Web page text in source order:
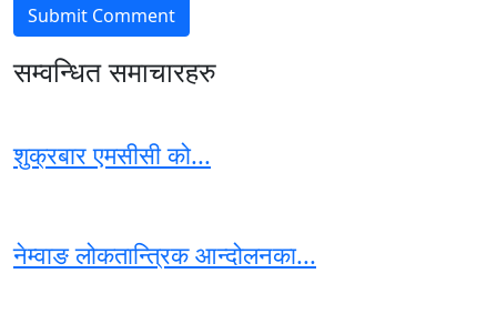
सम्वन्धित समाचारहरु
शुक्रबार एमसीसी को...
नेम्वाङ लोकतान्त्रिक आन्दोलनका...